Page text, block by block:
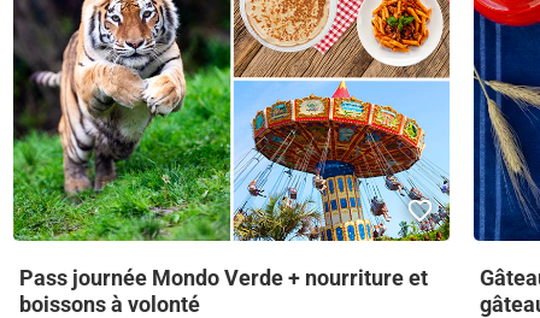
Pass journée Mondo Verde + nourriture et
boissons à volonté